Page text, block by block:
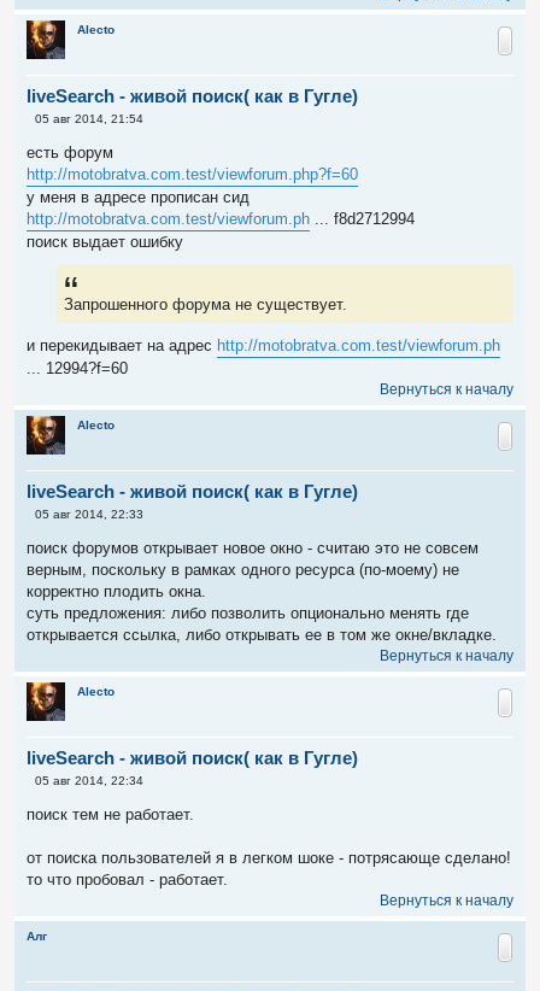
н
и
е
Alecto
liveSearch - живой поиск( как в Гугле)
С
б
щ
е
н
и
е
05 авг 2014, 21:54
есть форум
http://motobratva.com.test/viewforum.php?f=60
у меня в адресе прописан сид
http://motobratva.com.test/viewforum.ph ... f8d2712994
поиск выдает ошибку
Запрошенного форума не существует.
и перекидывает на адрес http://motobratva.com.test/viewforum.ph
... 12994?f=60
Вернуться к началу
Alecto
liveSearch - живой поиск( как в Гугле)
С
б
щ
н
и
05 авг 2014, 22:33
поиск форумов открывает новое окно - считаю это не совсем
верным, поскольку в рамках одного ресурса (по-моему) не
корректно плодить окна.
суть предложения: либо позволить опционально менять где
открывается ссылка, либо открывать ее в том же окне/вкладке.
Вернуться к началу
Alecto
liveSearch - живой поиск( как в Гугле)
С
б
н
и
05 авг 2014, 22:34
поиск тем не работает.
от поиска пользователей я в легком шоке - потрясающе сделано!
то что пробовал - работает.
Вернуться к началу
Алг